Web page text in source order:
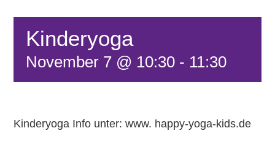
KONTAKT
Kinderyoga
November 7 @ 10:30 - 11:30
Kinderyoga Info unter: www. happy-yoga-kids.de